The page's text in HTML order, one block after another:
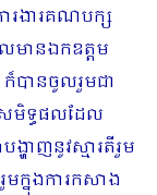
រងារគណបក្ស
មានឯកឧត្តម
ក៏បានចូលរួមជា
សមិទ្ធផលដែល
ហាញនូវស្មារតីរួម
មក្នុងការកសាង